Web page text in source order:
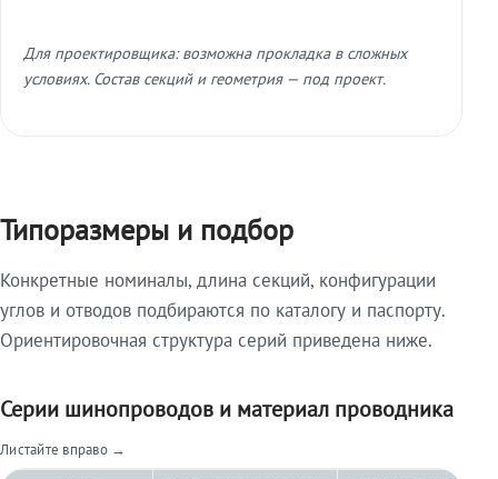
Для проектировщика: возможна прокладка в сложных
условиях. Состав секций и геометрия — под проект.
Типоразмеры и подбор
Конкретные номиналы, длина секций, конфигурации
углов и отводов подбираются по каталогу и паспорту.
Ориентировочная структура серий приведена ниже.
Серии шинопроводов и материал проводника
Листайте вправо →